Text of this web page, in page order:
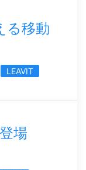
る移動
LEAVIT
場